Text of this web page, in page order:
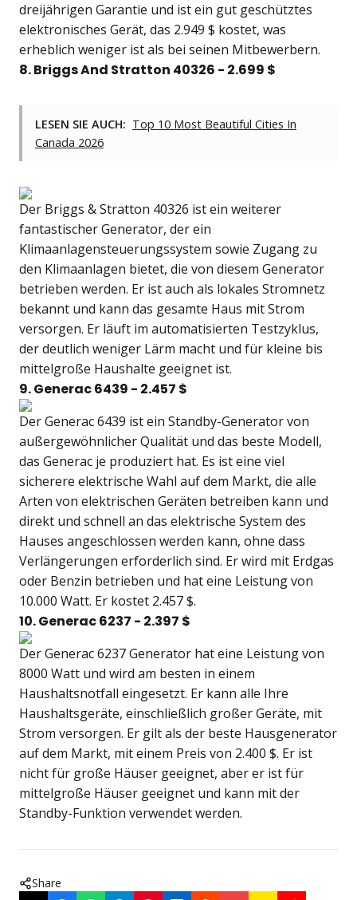
dreijährigen Garantie und ist ein gut geschütztes
elektronisches Gerät, das 2.949 $ kostet, was
erheblich weniger ist als bei seinen Mitbewerbern.
8. Briggs And Stratton 40326 - 2.699 $
LESEN SIE AUCH: Top 10 Most Beautiful Cities In
Canada 2026
Der Briggs & Stratton 40326 ist ein weiterer
fantastischer Generator, der ein
Klimaanlagensteuerungssystem sowie Zugang zu
den Klimaanlagen bietet, die von diesem Generator
betrieben werden. Er ist auch als lokales Stromnetz
bekannt und kann das gesamte Haus mit Strom
versorgen. Er läuft im automatisierten Testzyklus,
der deutlich weniger Lärm macht und für kleine bis
mittelgroße Haushalte geeignet ist.
9. Generac 6439 - 2.457 $
Der Generac 6439 ist ein Standby-Generator von
außergewöhnlicher Qualität und das beste Modell,
das Generac je produziert hat. Es ist eine viel
sicherere elektrische Wahl auf dem Markt, die alle
Arten von elektrischen Geräten betreiben kann und
direkt und schnell an das elektrische System des
Hauses angeschlossen werden kann, ohne dass
Verlängerungen erforderlich sind. Er wird mit Erdgas
oder Benzin betrieben und hat eine Leistung von
10.000 Watt. Er kostet 2.457 $.
10. Generac 6237 - 2.397 $
Der Generac 6237 Generator hat eine Leistung von
8000 Watt und wird am besten in einem
Haushaltsnotfall eingesetzt. Er kann alle Ihre
Haushaltsgeräte, einschließlich großer Geräte, mit
Strom versorgen. Er gilt als der beste Hausgenerator
auf dem Markt, mit einem Preis von 2.400 $. Er ist
nicht für große Häuser geeignet, aber er ist für
mittelgroße Häuser geeignet und kann mit der
Standby-Funktion verwendet werden.
Share